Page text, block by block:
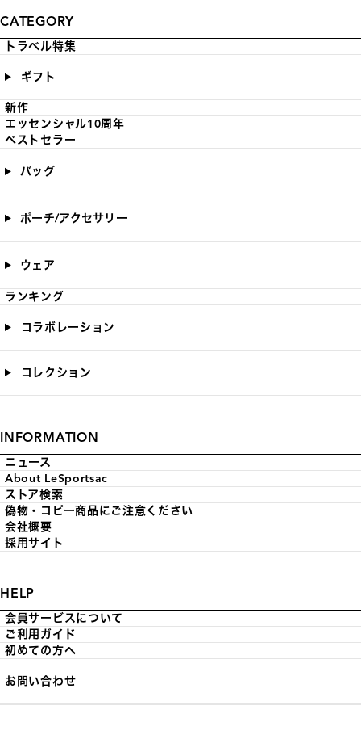
CATEGORY
トラベル特集
ギフト
新作
エッセンシャル10周年
ベストセラー
バッグ
ポーチ/アクセサリー
ウェア
ランキング
コラボレーション
コレクション
INFORMATION
ニュース
About LeSportsac
ストア検索
偽物・コピー商品にご注意ください
会社概要
採用サイト
HELP
会員サービスについて
ご利用ガイド
初めての方へ
お問い合わせ